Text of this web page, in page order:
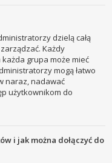
dzielą całą
Każdy
grupa może mieć
mogą łatwo
naraz, nadawać
użytkownikom do
i jak można dołączyć do